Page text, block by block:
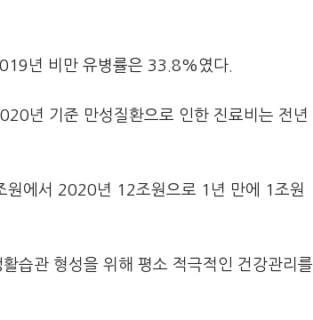
년 비만 유병률은 33.8%였다.
년 기준 만성질환으로 인한 진료비는 전년
에서 2020년 12조원으로 1년 만에 1조원
습관 형성을 위해 평소 적극적인 건강관리를